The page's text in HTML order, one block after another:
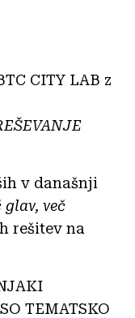
CITY LAB z
v današnji
glav, več
rešitev na
TEMATSKO